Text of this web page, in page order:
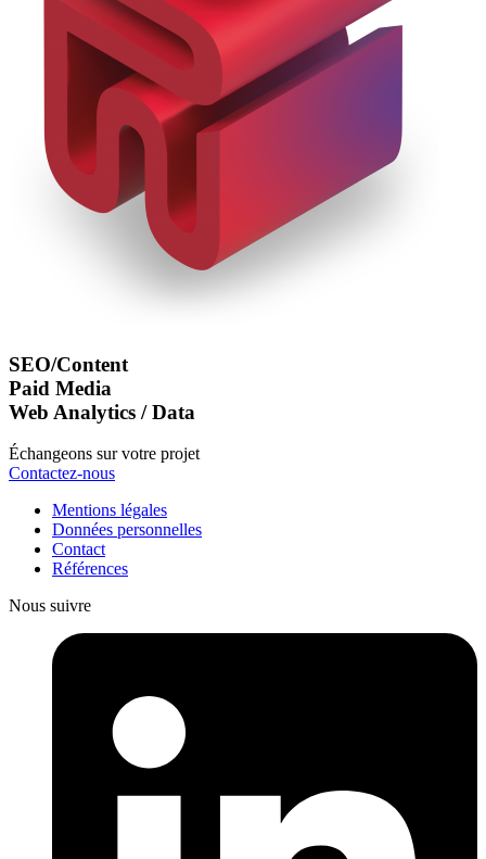
SEO/Content
Paid Media
Web Analytics / Data
Échangeons sur votre projet
Contactez-nous
Mentions légales
Données personnelles
Contact
Références
Nous suivre